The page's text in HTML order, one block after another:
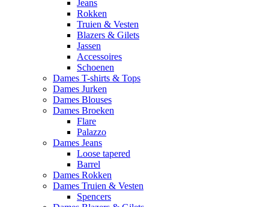
Jeans
Rokken
Truien & Vesten
Blazers & Gilets
Jassen
Accessoires
Schoenen
Dames T-shirts & Tops
Dames Jurken
Dames Blouses
Dames Broeken
Flare
Palazzo
Dames Jeans
Loose tapered
Barrel
Dames Rokken
Dames Truien & Vesten
Spencers